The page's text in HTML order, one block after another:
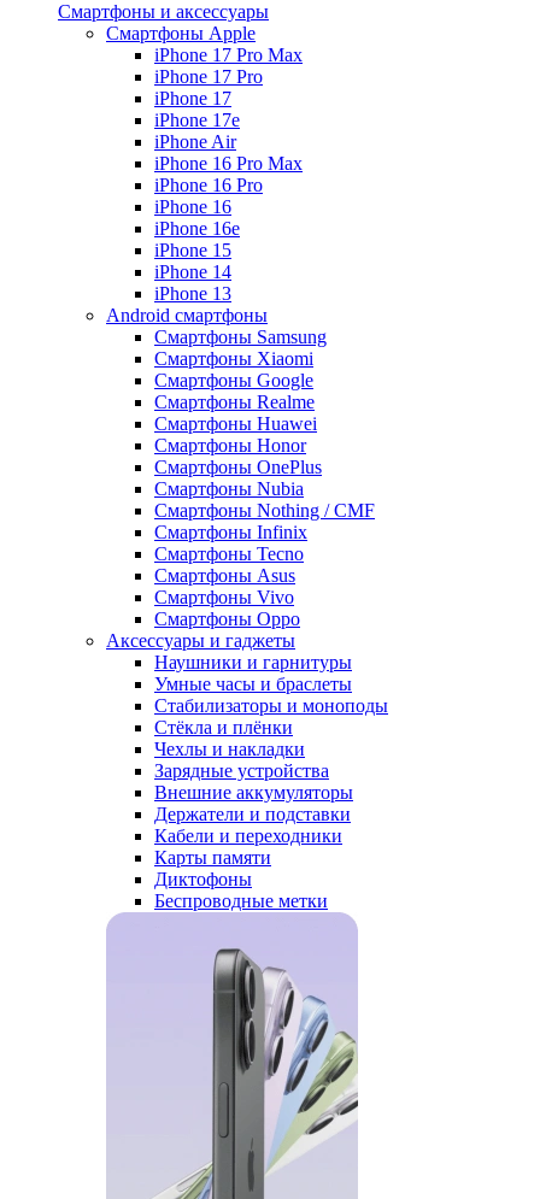
Смартфоны и аксессуары
Смартфоны Apple
iPhone 17 Pro Max
iPhone 17 Pro
iPhone 17
iPhone 17e
iPhone Air
iPhone 16 Pro Max
iPhone 16 Pro
iPhone 16
iPhone 16e
iPhone 15
iPhone 14
iPhone 13
Android cмартфоны
Смартфоны Samsung
Смартфоны Xiaomi
Смартфоны Google
Смартфоны Realme
Смартфоны Huawei
Смартфоны Honor
Смартфоны OnePlus
Смартфоны Nubia
Смартфоны Nothing / CMF
Смартфоны Infinix
Смартфоны Tecno
Смартфоны Asus
Смартфоны Vivo
Смартфоны Oppo
Аксессуары и гаджеты
Наушники и гарнитуры
Умные часы и браслеты
Стабилизаторы и моноподы
Стёкла и плёнки
Чехлы и накладки
Зарядные устройства
Внешние аккумуляторы
Держатели и подставки
Кабели и переходники
Карты памяти
Диктофоны
Беспроводные метки